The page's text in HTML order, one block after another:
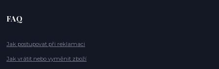
FAQ
Jak postupovat při reklamaci
Jak vrátit nebo vyměnit zboží